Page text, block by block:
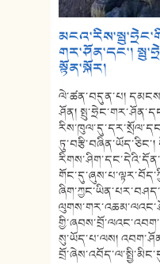
གར་ཤོན་དང་།
སྟོན་སྐོར།
ལེ་ཚན་བདུན་པ།
ཤོན།
སུ་ཡོད་པ་ལས།